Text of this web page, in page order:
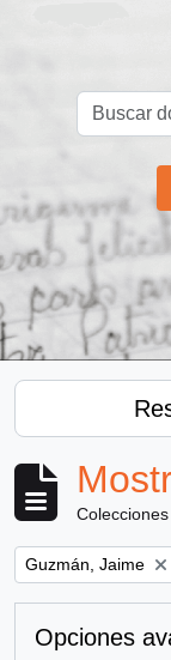
Colecciones
Remove filter:
Guzmán, Jaime
Opciones